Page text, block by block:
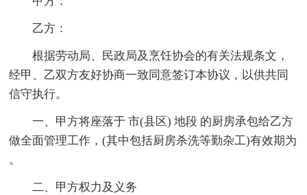
乙方：
根据劳动局、民政局及烹饪协会的有关法规条文，
经甲、乙双方友好协商一致同意签订本协议，以供共同
信守执行。
一、甲方将座落于 市(县区) 地段 的厨房承包给乙方
做全面管理工作，(其中包括厨房杀洗等勤杂工)有效期为
。
二、甲方权力及义务